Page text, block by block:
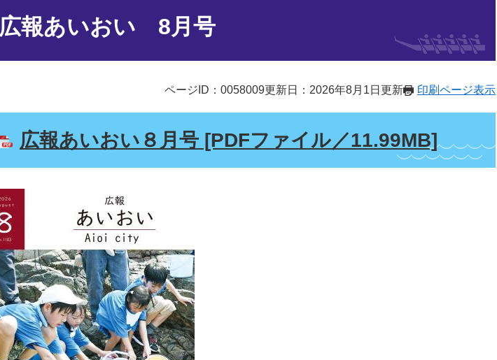
広報あいおい 8月号
ページID：0058009更新日：2026年8月1日更新 印刷ページ表示
広報あいおい８月号 [PDFファイル／11.99MB]